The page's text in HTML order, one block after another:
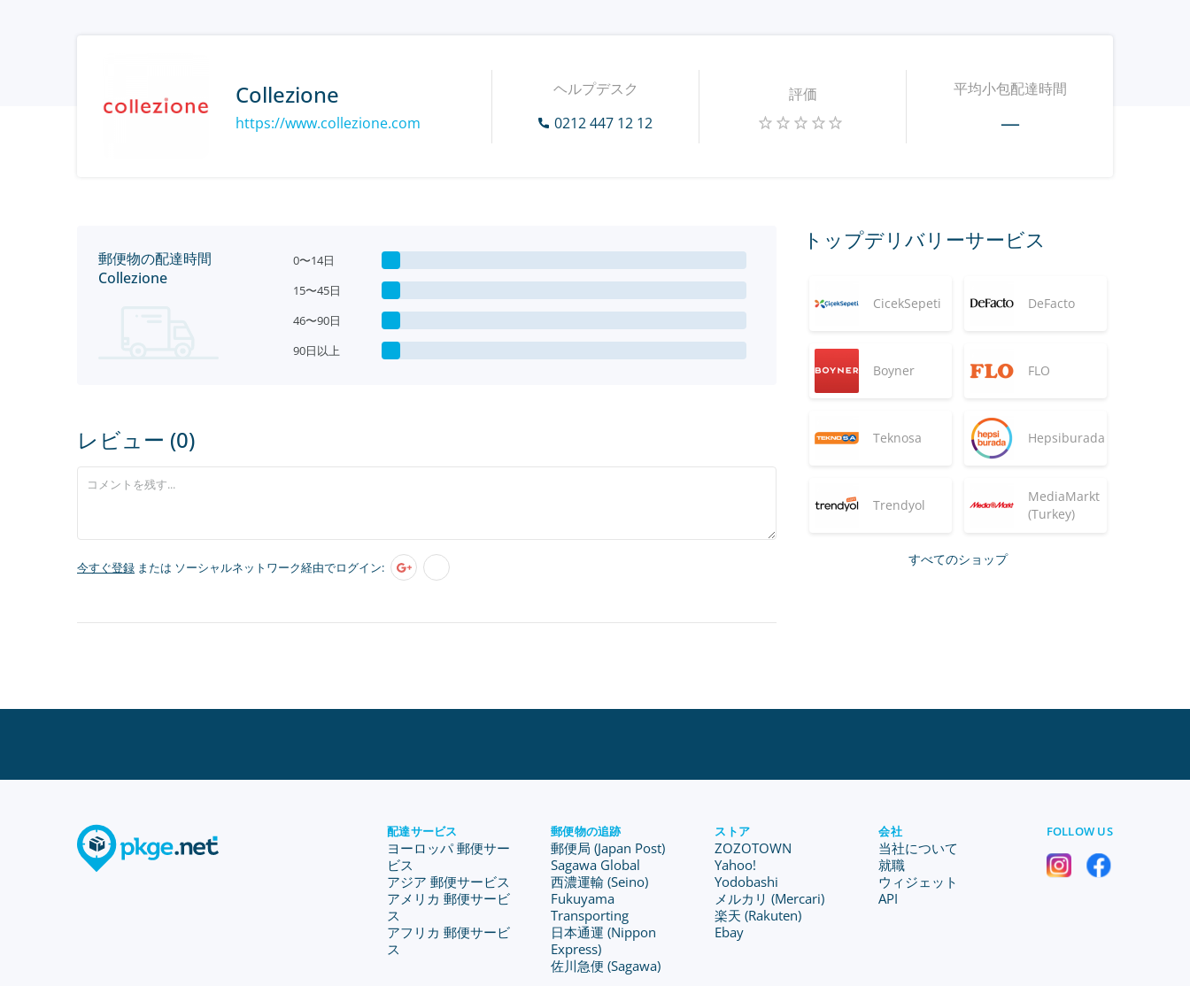
Collezione
https://www.collezione.com
ヘルプデスク
0212 447 12 12
評価 平均小包配達時間
—
郵便物の配達時間
Collezione
0〜14日
15〜45日
46〜90日
90日以上
レビュー (0)
今すぐ登録 または ソーシャルネットワーク経由でログイン:
トップデリバリーサービス
CicekSepeti DeFacto
Boyner FLO
Teknosa Hepsiburada
Trendyol
MediaMarkt
(Turkey)
すべてのショップ
配達サービス
ヨーロッパ 郵便サー
ビス
アジア 郵便サービス
アメリカ 郵便サービ
ス
アフリカ 郵便サービ
ス
郵便物の追跡
郵便局 (Japan Post)
Sagawa Global
西濃運輸 (Seino)
Fukuyama
Transporting
日本通運 (Nippon
Express)
佐川急便 (Sagawa)
ストア
ZOZOTOWN
Yahoo!
Yodobashi
メルカリ (Mercari)
楽天 (Rakuten)
Ebay
会社
当社について
就職
ウィジェット
API
FOLLOW US